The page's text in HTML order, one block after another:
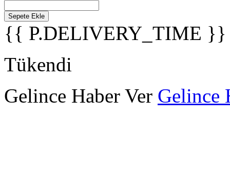
Sepete Ekle
{{ P.DELIVERY_TIME }}
Tükendi
Gelince Haber Ver Gelince